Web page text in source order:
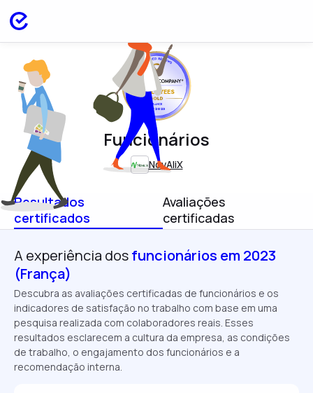
EMPLOYEES
FRANCE
SEP 2023
Funcionários
NovAliX
Resultados
certificados
Avaliações
certificadas
A experiência dosfuncionários em 2023
(França)
Descubra as avaliações certificadas de funcionários e os
indicadores de satisfação no trabalho com base em uma
pesquisa realizada com colaboradores reais. Esses
resultados esclarecem a cultura da empresa, as condições
de trabalho, o engajamento dos funcionários e a
recomendação interna.